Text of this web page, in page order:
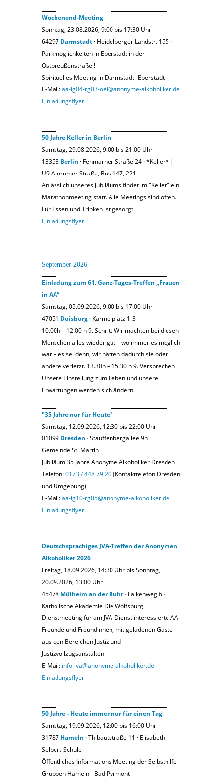
Wochenend-Meeting
Sonntag, 23.08.2026, 9:00 bis 17:30 Uhr
64297 Darmstadt · Heidelberger Landstr. 155 ·
Parkmöglichkeiten in Eberstadt in der
Ostpreußenstraße !
Spirituelles Meeting in Darmstadt- Eberstadt
E-Mail:aa-ig04-rg03-oei@anonyme-alkoholiker.de
Einladungsflyer
50 Jahre Keller in Berlin
Samstag, 29.08.2026, 9:00 bis 21:00 Uhr
13353 Berlin · Fehmarner Straße 24 · *Keller* |
U9 Amrumer Straße, Bus 147, 221
Anlässlich unseres Jubiläums findet im "Keller" ein
Marathonmeeting statt. Alle Meetings sind offen.
Für Essen und Trinken ist gesorgt.
Einladungsflyer
September 2026
Einladung zum 61. Ganz-Tages-Treffen „Frauen
in AA“
Samstag, 05.09.2026, 9:00 bis 17:00 Uhr
47051 Duisburg · Karmelplatz 1-3
10.00h – 12.00 h 9. Schritt Wir machten bei diesen
Menschen alles wieder gut – wo immer es möglich
war – es sei denn, wir hätten dadurch sie oder
andere verletzt. 13.30h – 15.30 h 9. Versprechen
Unsere Einstellung zum Leben und unsere
Erwartungen werden sich ändern.
"35 Jahre nur für Heute"
Samstag, 12.09.2026, 12:30 bis 22:00 Uhr
01099 Dresden · Stauffenbergallee 9h ·
Gemeinde St. Martin
Jubiläum 35 Jahre Anonyme Alkoholiker Dresden
Telefon:0173 / 448 79 20(Kontakttelefon Dresden
und Umgebung)
E-Mail:aa-ig10-rg05@anonyme-alkoholiker.de
Einladungsflyer
Deutschsprachiges JVA-Treffen der Anonymen
Alkoholiker 2026
Freitag, 18.09.2026, 14:30 Uhr bis Sonntag,
20.09.2026, 13:00 Uhr
45478 Mülheim an der Ruhr· Falkenweg 6 ·
Katholische Akademie Die Wolfsburg
Dienstmeeting für am JVA-Dienst interessierte AA-
Freunde und Freundinnen, mit geladenen Gäste
aus den Bereichen Justiz und
Justizvollzugsanstalten
E-Mail: info-jva@anonyme-alkoholiker.de
Einladungsflyer
50 Jahre - Heute immer nur für einen Tag
Samstag, 19.09.2026, 12:00 bis 16:00 Uhr
31787 Hameln · Thibautstraße 11 · Elisabeth-
Selbert-Schule
Öffentliches Informations Meeting der Selbsthilfe
Gruppen Hameln - Bad Pyrmont